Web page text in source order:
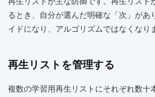
るとき、自分が選んだ明確な「次」があ
イドになり、アルゴリズムではなくなり
再生リストを管理する
複数の学習用再生リストにそれぞれ数十